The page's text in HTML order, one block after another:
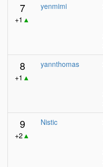
7
+1 ▲
yenmimi
8
+1 ▲
yannthomas
9
+2 ▲
Nistic